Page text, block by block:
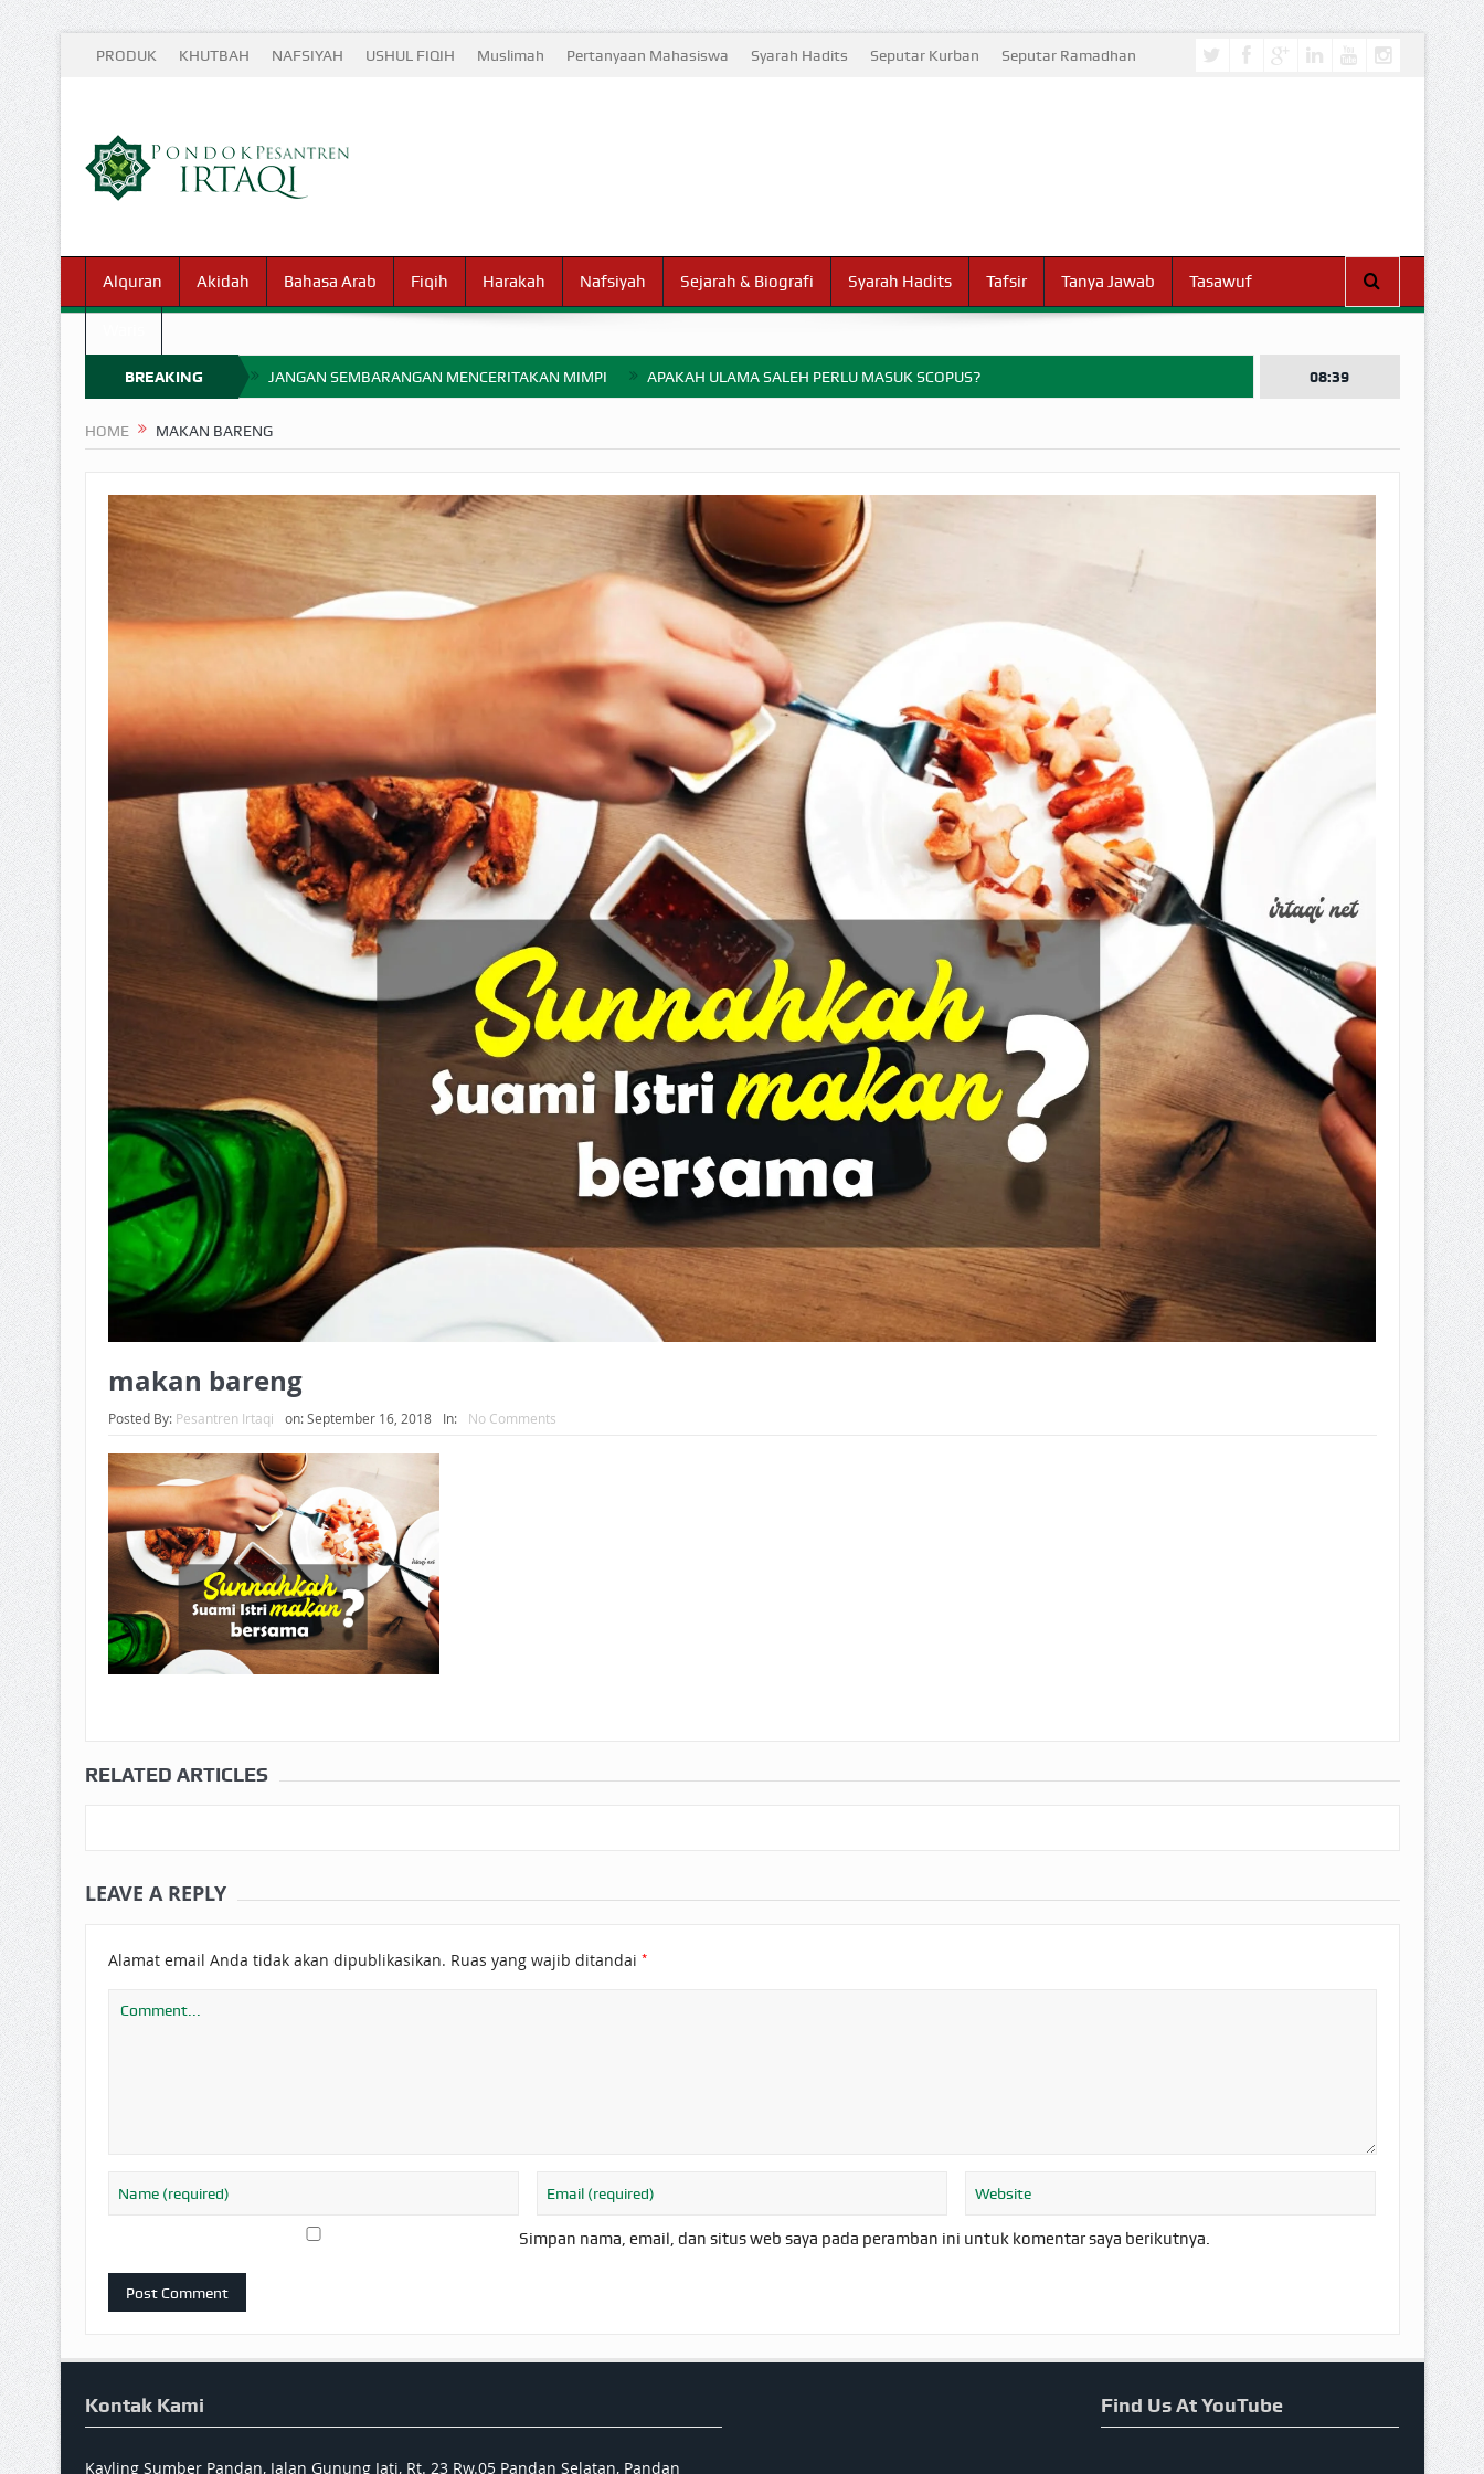
PRODUK KHUTBAH NAFSIYAH USHUL FIQIH Muslimah Pertanyaan Mahasiswa Syarah Hadits Seputar Kurban Seputar Ramadhan
Alquran Akidah Bahasa Arab Fiqih Harakah Nafsiyah Sejarah & Biografi Syarah Hadits Tafsir Tanya Jawab Tasawuf
BREAKING
NEWS
JANGAN SEMBARANGAN MENCERITAKAN MIMPI APAKAH ULAMA SALEH PERLU MASUK SCOPUS?
BAGAIMANA CARA MEMBAYAR ZAKAT UANG? UANG HARAM BISA MENJADI HALAL JIKA SEBAB KEPEMILIKANNYA BERUBAH
ISTIDLAL BATIL VS ISTIDLAL SYAR’I BAHASA CINTA KARENA ALLAH HUKUM MEMBAYAR ZAKAT DENGAN CARA MENGANGSUR
HUKUM MEMBAYAR ZAKAT KEPADA KERABAT SENDIRI
08:39
HOME MAKAN BARENG
makan bareng
Posted By: Pesantren Irtaqi on:September 16, 2018 In: No Comments
RELATED ARTICLES
LEAVE A REPLY
Alamat email Anda tidak akan dipublikasikan. Ruas yang wajib ditandai *
Simpan nama, email, dan situs web saya pada peramban ini untuk komentar saya berikutnya.
Kontak Kami
Kavling Sumber Pandan, Jalan Gunung Jati, Rt. 23 Rw.05 Pandan Selatan, Pandan
Find Us At YouTube